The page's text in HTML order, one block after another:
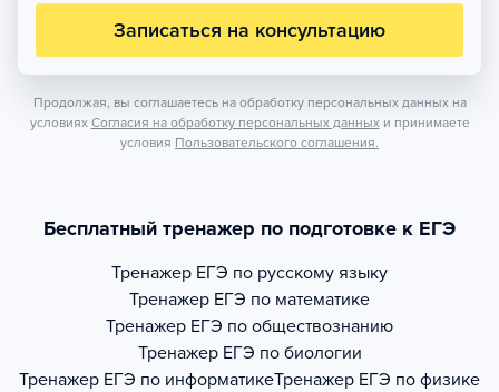
Записаться на консультацию
Продолжая, вы соглашаетесь на обработку персональных данных на
условиях Согласия на обработку персональных данных и принимаете
условия Пользовательского соглашения.
Бесплатный тренажер по подготовке к ЕГЭ
Тренажер ЕГЭ по русскому языку
Тренажер ЕГЭ по математике
Тренажер ЕГЭ по обществознанию
Тренажер ЕГЭ по биологии
Тренажер ЕГЭ по информатикеТренажер ЕГЭ по физике